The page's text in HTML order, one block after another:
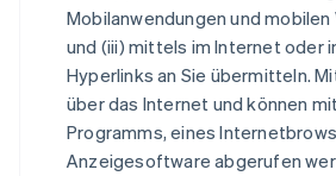
Mobilanwendungen und
und (iii) mittels im Internet oder
Hyperlinks an Sie übermitteln.
über das Internet und können
Programms, eines
Anzeigesoftware abgerufen